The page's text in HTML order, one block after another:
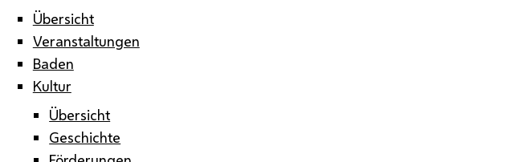
Übersicht
Veranstaltungen
Baden
Kultur
Übersicht
Geschichte